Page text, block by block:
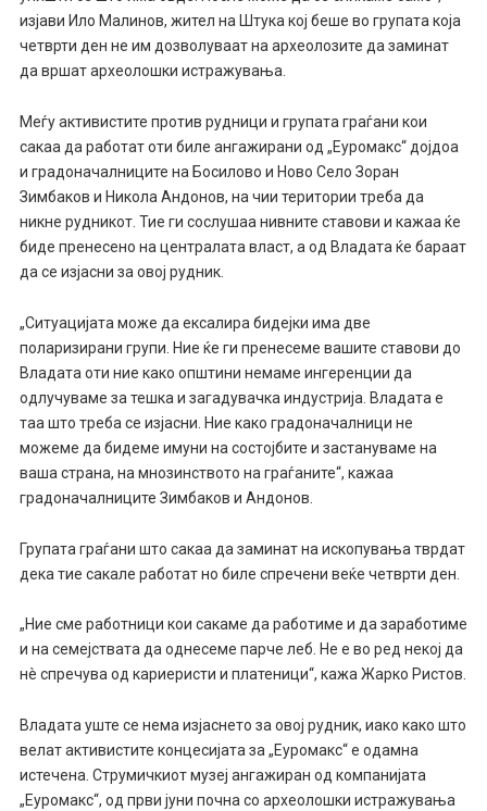
изјави Ило Малинов, жител на Штука кој беше во групата која
четврти ден не им дозволуваат на археолозите да заминат
да вршат археолошки истражувања.
Меѓу активистите против рудници и групата граѓани кои
сакаа да работат оти биле ангажирани од „Еуромакс“ дојдоа
и градоначалниците на Босилово и Ново Село Зоран
Зимбаков и Никола Андонов, на чии територии треба да
никне рудникот. Тие ги сослушаа нивните ставови и кажаа ќе
биде пренесено на централата власт, а од Владата ќе бараат
да се изјасни за овој рудник.
„Ситуацијата може да ексалира бидејки има две
поларизирани групи. Ние ќе ги пренесеме вашите ставови до
Владата оти ние како општини немаме ингеренции да
одлучуваме за тешка и загадувачка индустрија. Владата е
таа што треба се изјасни. Ние како градоначалници не
можеме да бидеме имуни на состојбите и застануваме на
ваша страна, на мнозинството на граѓаните“, кажаа
градоначалниците Зимбаков и Андонов.
Групата граѓани што сакаа да заминат на ископувања тврдат
дека тие сакале работат но биле спречени веќе четврти ден.
„Ние сме работници кои сакаме да работиме и да заработиме
и на семејствата да однесеме парче леб. Не е во ред некој да
нè спречува од кариеристи и платеници“, кажа Жарко Ристов.
Владата уште се нема изјаснето за овој рудник, иако како што
велат активистите концесијата за „Еуромакс“ е одамна
истечена. Струмичкиот музеј ангажиран од компанијата
„Еуромакс“, од први јуни почна со археолошки истражувања